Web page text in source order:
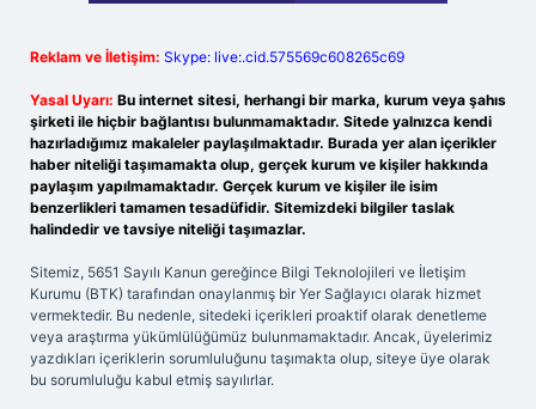
Reklam ve İletişim: Skype: live:.cid.575569c608265c69
Yasal Uyarı: Bu internet sitesi, herhangi bir marka, kurum veya şahıs
şirketi ile hiçbir bağlantısı bulunmamaktadır. Sitede yalnızca kendi
hazırladığımız makaleler paylaşılmaktadır. Burada yer alan içerikler
haber niteliği taşımamakta olup, gerçek kurum ve kişiler hakkında
paylaşım yapılmamaktadır. Gerçek kurum ve kişiler ile isim
benzerlikleri tamamen tesadüfidir. Sitemizdeki bilgiler taslak
halindedir ve tavsiye niteliği taşımazlar.
Sitemiz, 5651 Sayılı Kanun gereğince Bilgi Teknolojileri ve İletişim
Kurumu (BTK) tarafından onaylanmış bir Yer Sağlayıcı olarak hizmet
vermektedir. Bu nedenle, sitedeki içerikleri proaktif olarak denetleme
veya araştırma yükümlülüğümüz bulunmamaktadır. Ancak, üyelerimiz
yazdıkları içeriklerin sorumluluğunu taşımakta olup, siteye üye olarak
bu sorumluluğu kabul etmiş sayılırlar.